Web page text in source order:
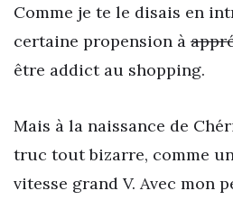
Comme je te le disais en
certaine propension à
être addict au shopping.
Mais à la naissance de
truc tout bizarre, comme
vitesse grand V. Avec mon